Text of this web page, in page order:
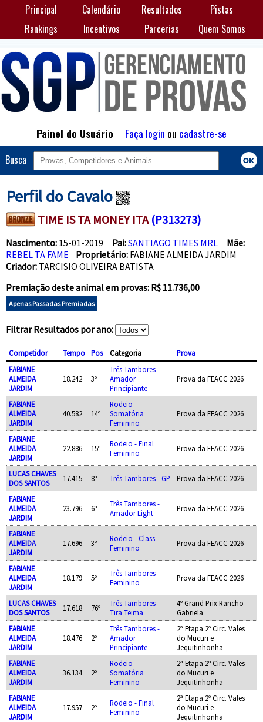
Principal Calendário Resultados
Pistas
Rankings
Incentivos Parcerias Quem Somos
Painel do Usuário Faça login ou cadastre-se
Busca
Perfil do Cavalo
TIME IS TA MONEY ITA (P313273)
Nascimento: 15-01-2019 Pai:SANTIAGO TIMES MRL
Mãe:
REBEL TA FAME
Proprietário: FABIANE ALMEIDA JARDIM
Criador: TARCISIO OLIVEIRA BATISTA
Premiação deste animal em provas: R$ 11.736,00
Apenas Passadas Premiadas
Filtrar Resultados por ano:
Competidor Tempo Pos Categoria
Prova
FABIANE
ALMEIDA
JARDIM
18.242 3º
Três Tambores -
Amador
Principiante
Prova da FEACC 2026
FABIANE
ALMEIDA
JARDIM
40.582 14º
Rodeio -
Somatória
Feminino
Prova da FEACC 2026
FABIANE
ALMEIDA
JARDIM
22.886 15º
Rodeio - Final
Feminino
Prova da FEACC 2026
LUCAS CHAVES
DOS SANTOS
17.415 8º Três Tambores - GP Prova da FEACC 2026
FABIANE
ALMEIDA
JARDIM
23.796 6º
Três Tambores -
Amador Light
Prova da FEACC 2026
FABIANE
ALMEIDA
JARDIM
17.696 3º
Rodeio - Class.
Feminino
Prova da FEACC 2026
FABIANE
ALMEIDA
JARDIM
18.179 5º
Três Tambores -
Feminino
Prova da FEACC 2026
LUCAS CHAVES
DOS SANTOS
17.618 76º
Três Tambores -
Tira Teima
4º Grand Prix Rancho
Gabriela
FABIANE
ALMEIDA
JARDIM
18.476 2º
Três Tambores -
Amador
Principiante
2ª Etapa 2º Circ. Vales
do Mucuri e
Jequitinhonha
FABIANE
ALMEIDA
JARDIM
36.134 2º
Rodeio -
Somatória
Feminino
2ª Etapa 2º Circ. Vales
do Mucuri e
Jequitinhonha
FABIANE
ALMEIDA
JARDIM
17.957 2º
Rodeio - Final
Feminino
2ª Etapa 2º Circ. Vales
do Mucuri e
Jequitinhonha